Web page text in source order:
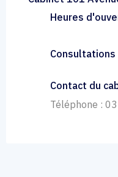
Heures
Contact du
Téléphone :